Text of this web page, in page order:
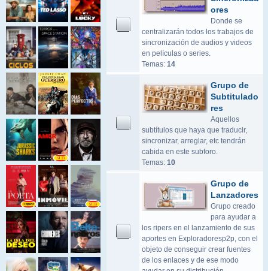
ores
Donde se
centralizarán todos los trabajos de
sincronización de audios y videos
en películas o series.
Temas: 14
Grupo de
Subtitulado
res
Aquellos
subtítulos que haya que traducir,
sincronizar, arreglar, etc tendrán
cabida en este subforo.
Temas: 10
Grupo de
Lanzadores
Grupo creado
para ayudar a
los ripers en el lanzamiento de sus
aportes en Exploradoresp2p, con el
objeto de conseguir crear fuentes
de los enlaces y de ese modo